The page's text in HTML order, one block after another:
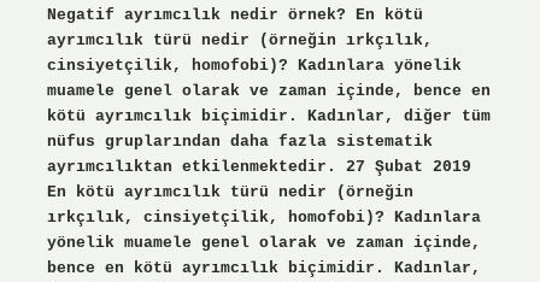
Negatif ayrımcılık nedir örnek? En kötü
ayrımcılık türü nedir (örneğin ırkçılık,
cinsiyetçilik, homofobi)? Kadınlara yönelik
muamele genel olarak ve zaman içinde, bence en
kötü ayrımcılık biçimidir. Kadınlar, diğer tüm
nüfus gruplarından daha fazla sistematik
ayrımcılıktan etkilenmektedir. 27 Şubat 2019
En kötü ayrımcılık türü nedir (örneğin
ırkçılık, cinsiyetçilik, homofobi)? Kadınlara
yönelik muamele genel olarak ve zaman içinde,
bence en kötü ayrımcılık biçimidir. Kadınlar,